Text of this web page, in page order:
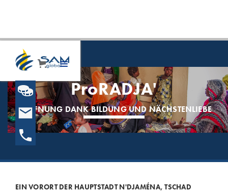
ProRADJA'
HOFFNUNG DANK BILDUNG UND NÄCHSTENLIEBE
EIN VORORT DER HAUPTSTADT N'DJAMÉNA, TSCHAD